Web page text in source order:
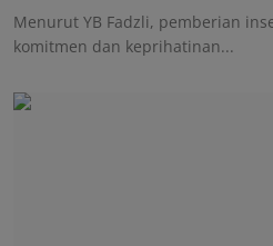
Menurut YB Fadzli, pemberian
komitmen dan keprihatinan...